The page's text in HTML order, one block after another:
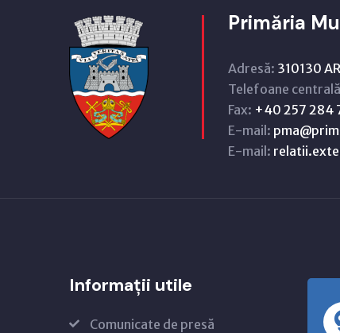
Primăria
Adresă: 310130
Telefoane
Fax: +40 257 284
E-mail:
E-mail:
Informații utile
Comunicate de presă